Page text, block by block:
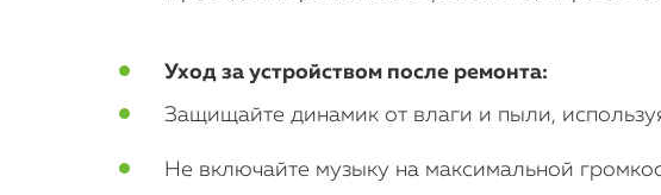
Уход за устройством после ремонта:
Защищайте динамик от влаги и пыли,
Не включайте музыку на максимальной